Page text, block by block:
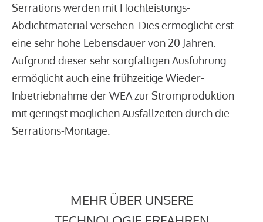
Serrations werden mit Hochleistungs-
Abdichtmaterial versehen. Dies ermöglicht erst
eine sehr hohe Lebensdauer von 20 Jahren.
Aufgrund dieser sehr sorgfältigen Ausführung
ermöglicht auch eine frühzeitige Wieder-
Inbetriebnahme der WEA zur Stromproduktion
mit geringst möglichen Ausfallzeiten durch die
Serrations-Montage.
MEHR ÜBER UNSERE